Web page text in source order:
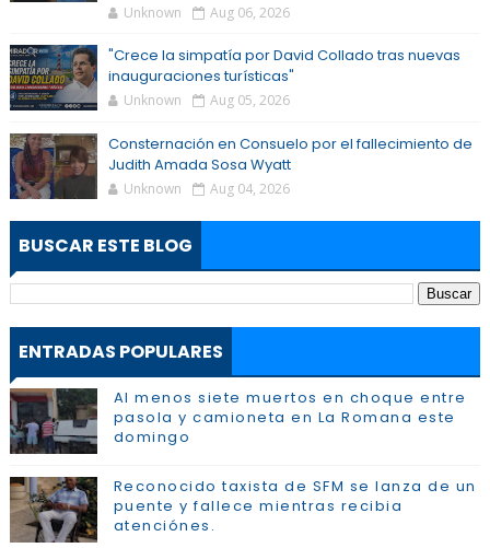
Unknown Aug 06, 2026
"Crece la simpatía por David Collado tras nuevas
inauguraciones turísticas"
Unknown Aug 05, 2026
Consternación en Consuelo por el fallecimiento de
Judith Amada Sosa Wyatt
Unknown Aug 04, 2026
BUSCAR ESTE BLOG
ENTRADAS POPULARES
Al menos siete muertos en choque entre
pasola y camioneta en La Romana este
domingo
Reconocido taxista de SFM se lanza de un
puente y fallece mientras recibia
atenciónes.